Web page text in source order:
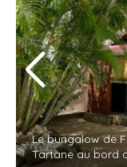
Le bungalow de
Tartane au bord